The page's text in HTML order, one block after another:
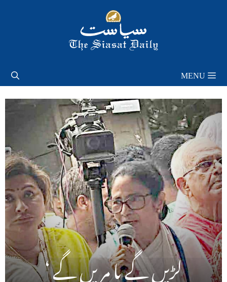
MENU
لڑیں گے یا مریں گے ‘